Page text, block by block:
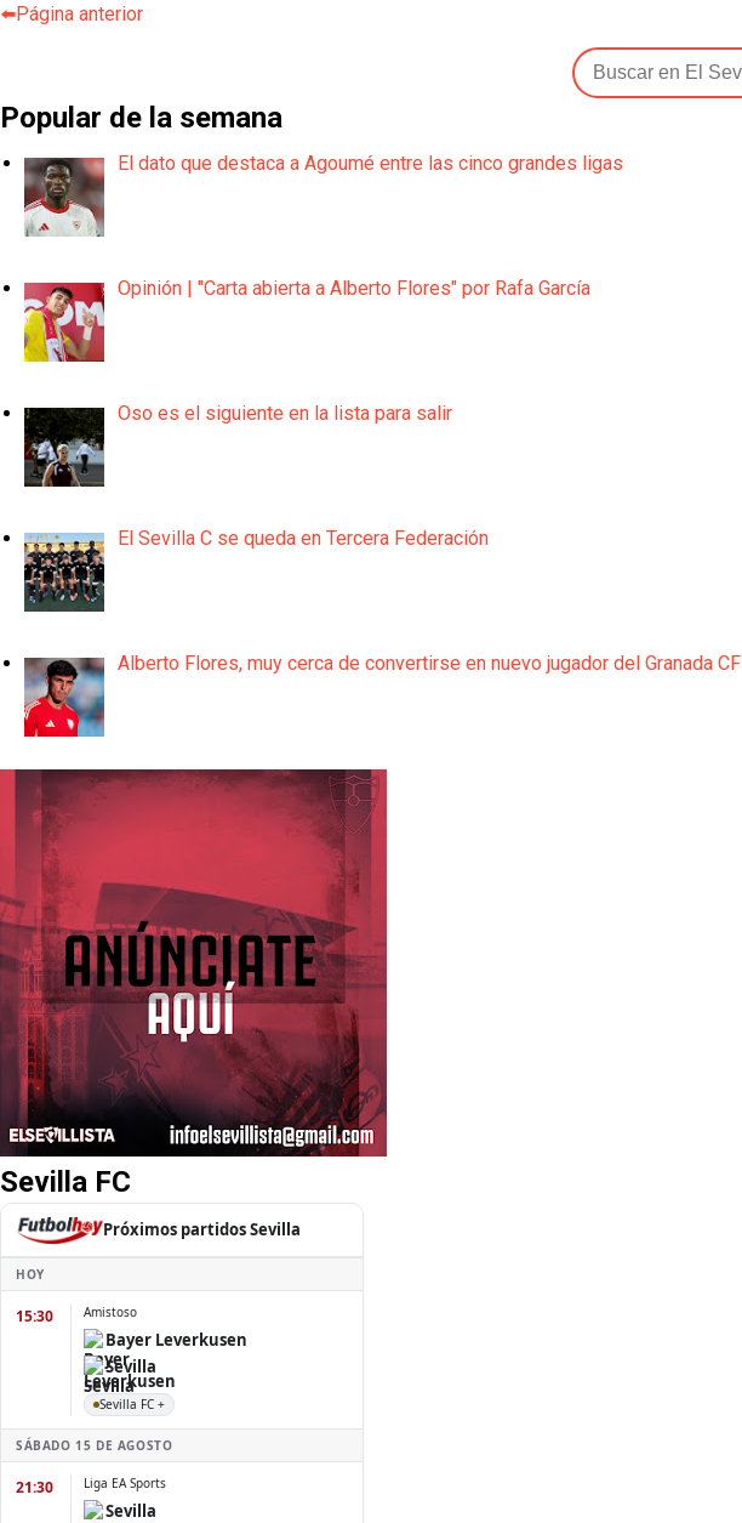
⬅️Página anterior
Popular de la semana
El dato que destaca a Agoumé entre las cinco grandes ligas
Opinión | "Carta abierta a Alberto Flores" por Rafa García
Oso es el siguiente en la lista para salir
El Sevilla C se queda en Tercera Federación
Alberto Flores, muy cerca de convertirse en nuevo jugador del Granada CF
Sevilla FC